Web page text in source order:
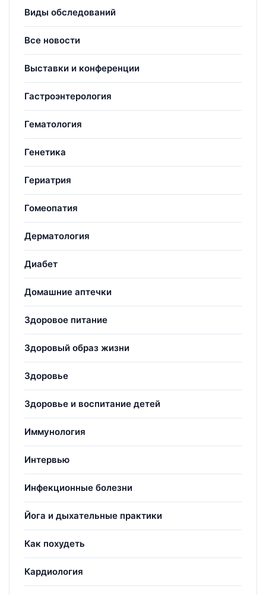
Виды обследований
Все новости
Выставки и конференции
Гастроэнтерология
Гематология
Генетика
Гериатрия
Гомеопатия
Дерматология
Диабет
Домашние аптечки
Здоровое питание
Здоровый образ жизни
Здоровье
Здоровье и воспитание детей
Иммунология
Интервью
Инфекционные болезни
Йога и дыхательные практики
Как похудеть
Кардиология